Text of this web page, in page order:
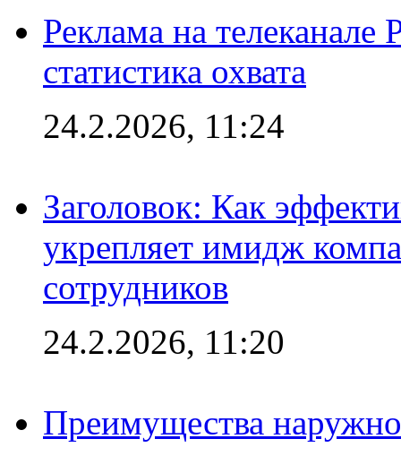
Реклама на
статистика охвата
24.2.2026, 11:24
Заголовок: Как
укрепляет имидж
сотрудников
24.2.2026, 11:20
Преимущества